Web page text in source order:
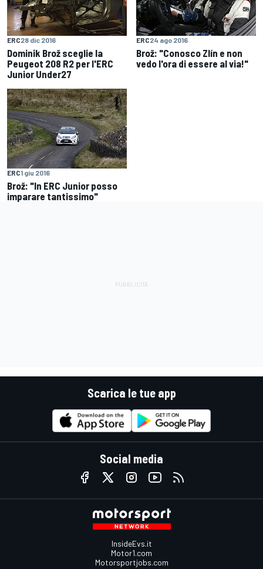
ERC28 dic 2016
Dominik Brož sceglie la
Peugeot 208 R2 per l'ERC
Junior Under27
ERC24 ago 2016
Brož: "Conosco Zlín e non
vedo l'ora di essere al via!"
ERC1 giu 2016
Brož: "In ERC Junior posso
imparare tantissimo"
Scarica le tue app
Social media
InsideEvs.it
Motor1.com
Motorsportjobs.com